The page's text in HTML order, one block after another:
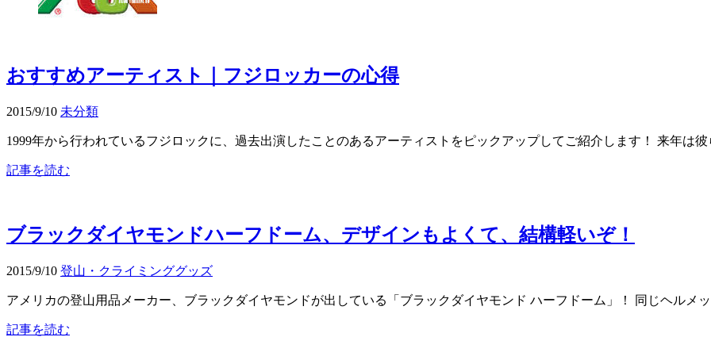
おすすめアーティスト｜フジロッカーの心得
2015/9/10 未分類
1999年から行われているフジロックに、過去出演したことのあるアーティストをピックアップしてご紹介します！ 来年は彼
記事を読む
ブラックダイヤモンドハーフドーム、デザインもよくて、結構軽いぞ！
2015/9/10 登山・クライミンググッズ
アメリカの登山用品メーカー、ブラックダイヤモンドが出している「ブラックダイヤモンド ハーフドーム」！ 同じヘルメ
記事を読む